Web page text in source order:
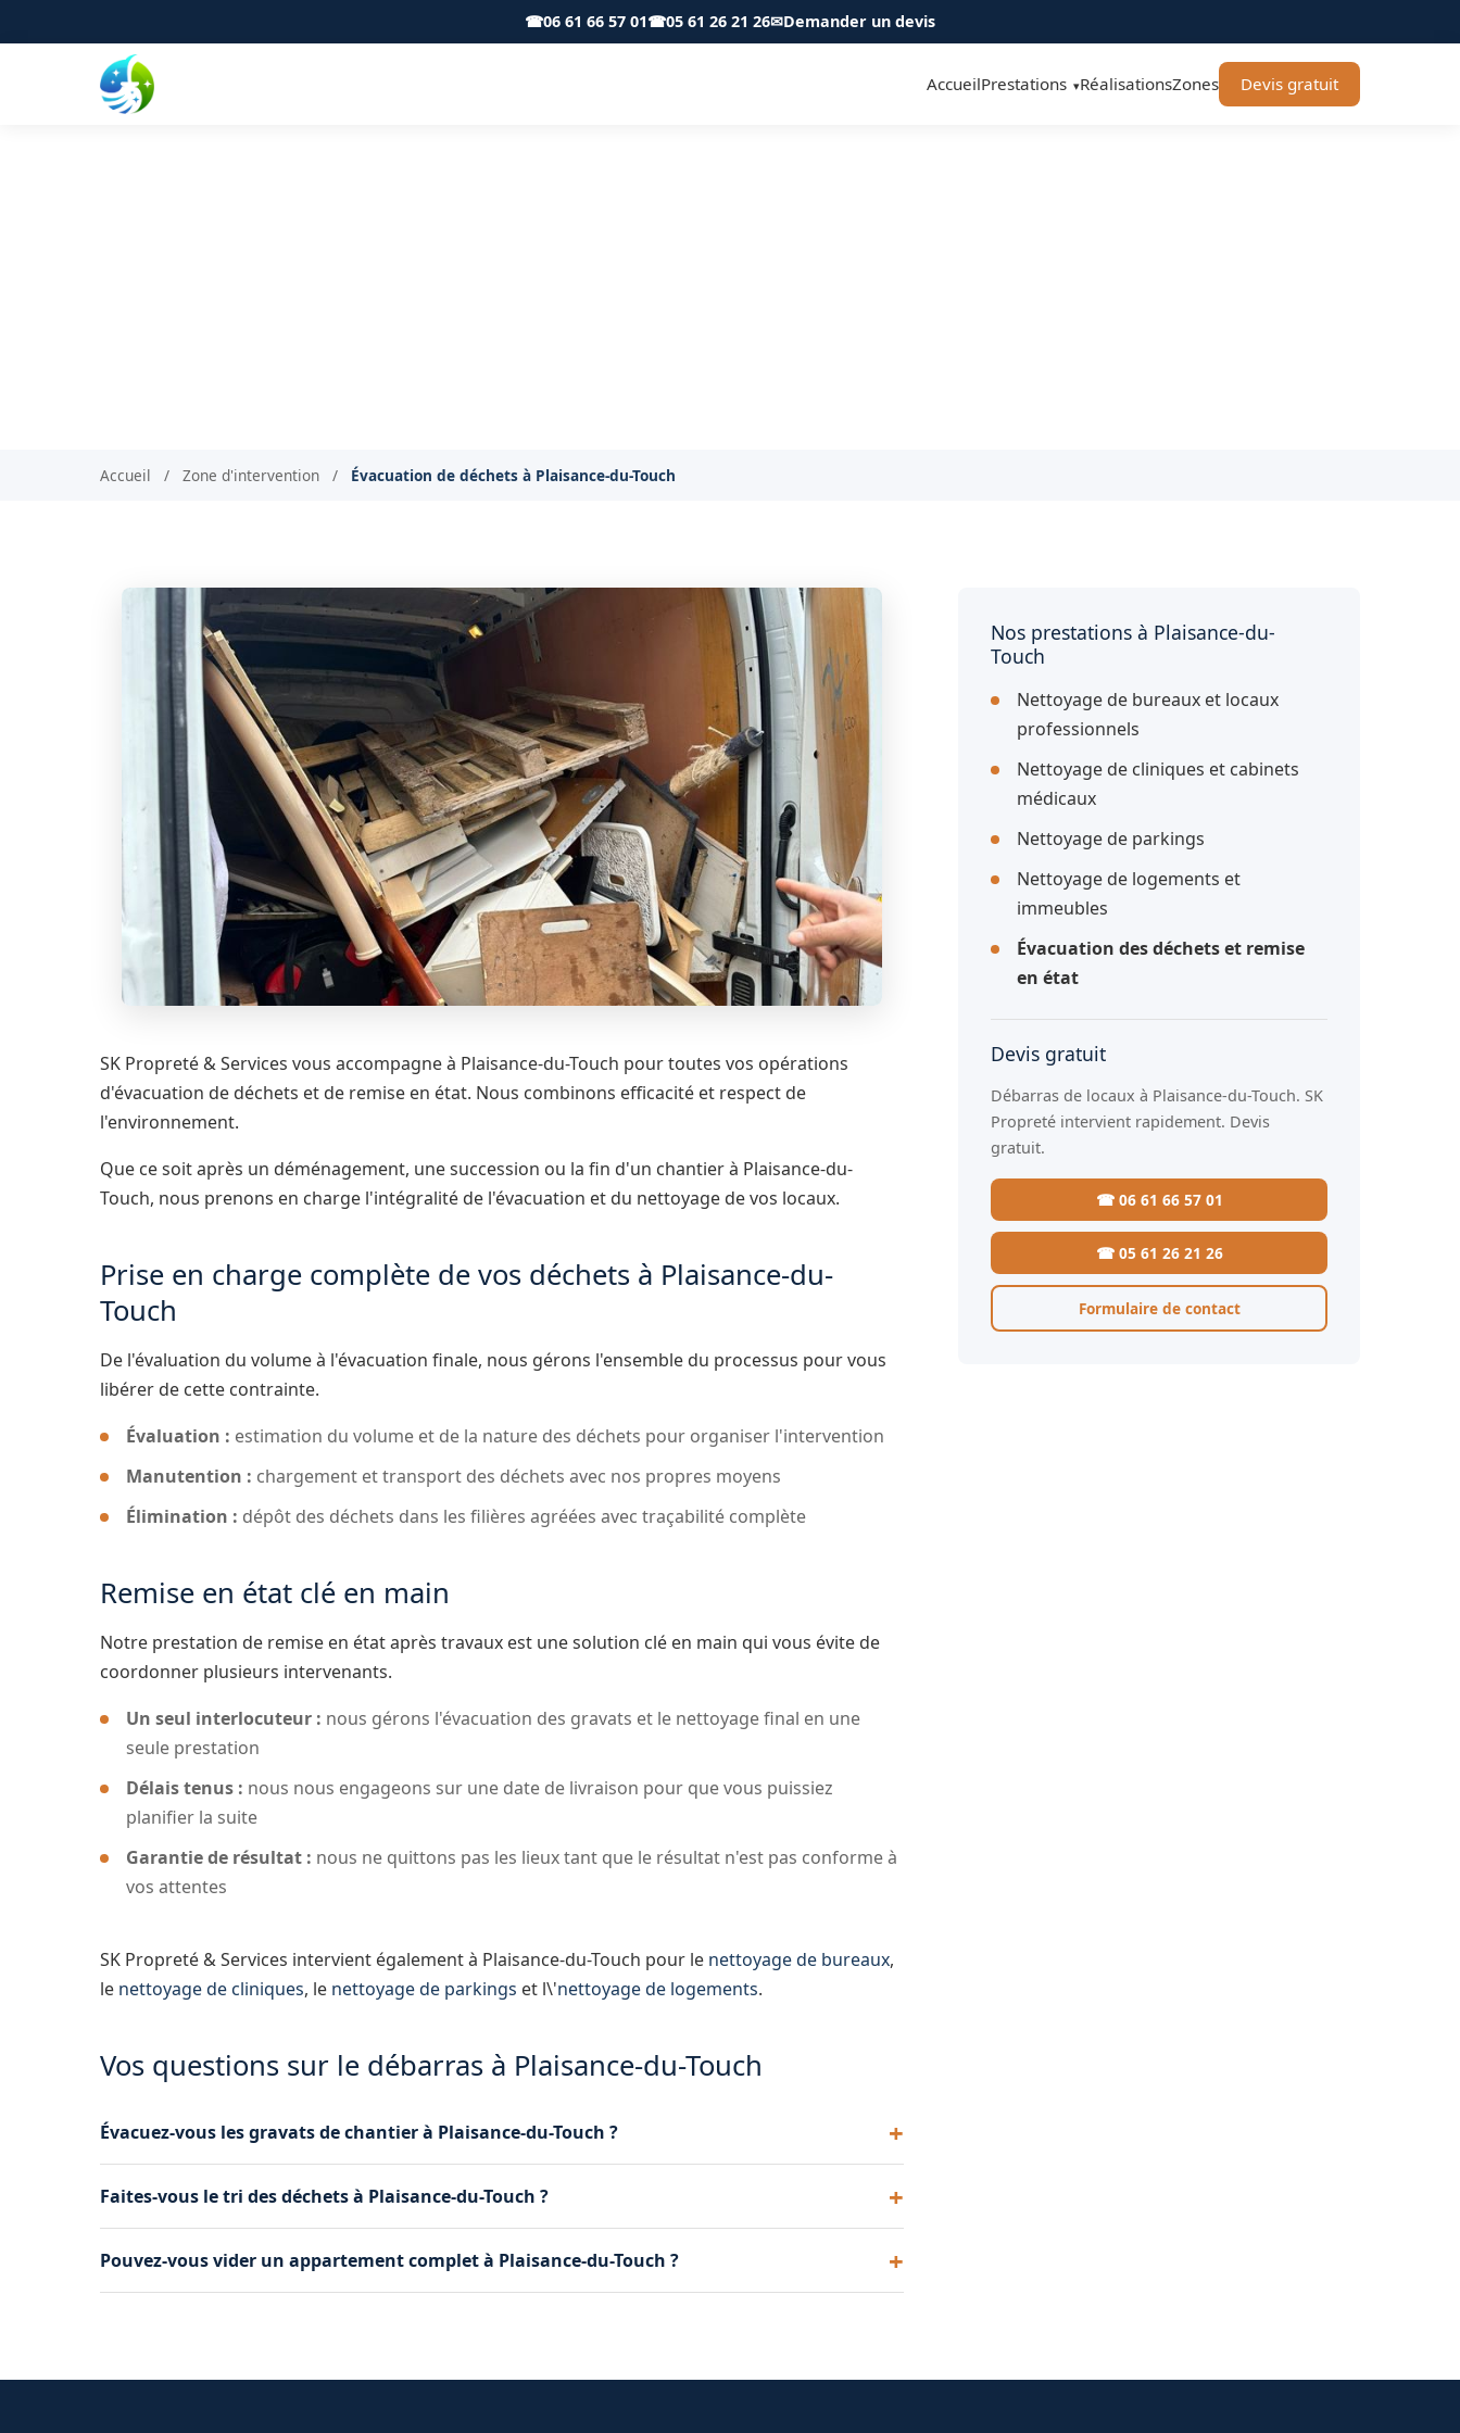
☎06 61 66 57 01☎05 61 26 21 26✉Demander un devis
AccueilPrestations ▾RéalisationsZones Devis gratuit
Accueil / Zone d'intervention / Évacuation de déchets à Plaisance-du-Touch
SK Propreté & Services vous accompagne à Plaisance-du-Touch pour toutes vos opérations
d'évacuation de déchets et de remise en état. Nous combinons efficacité et respect de
l'environnement.
Que ce soit après un déménagement, une succession ou la fin d'un chantier à Plaisance-du-
Touch, nous prenons en charge l'intégralité de l'évacuation et du nettoyage de vos locaux.
Prise en charge complète de vos déchets à Plaisance-du-
Touch
De l'évaluation du volume à l'évacuation finale, nous gérons l'ensemble du processus pour vous
libérer de cette contrainte.
Évaluation : estimation du volume et de la nature des déchets pour organiser l'intervention
Manutention : chargement et transport des déchets avec nos propres moyens
Élimination : dépôt des déchets dans les filières agréées avec traçabilité complète
Remise en état clé en main
Notre prestation de remise en état après travaux est une solution clé en main qui vous évite de
coordonner plusieurs intervenants.
Un seul interlocuteur : nous gérons l'évacuation des gravats et le nettoyage final en une
seule prestation
Délais tenus : nous nous engageons sur une date de livraison pour que vous puissiez
planifier la suite
Garantie de résultat : nous ne quittons pas les lieux tant que le résultat n'est pas conforme à
vos attentes
SK Propreté & Services intervient également à Plaisance-du-Touch pour le nettoyage de bureaux,
le nettoyage de cliniques, le nettoyage de parkings et l\'nettoyage de logements.
Vos questions sur le débarras à Plaisance-du-Touch
Évacuez-vous les gravats de chantier à Plaisance-du-Touch ?
démolition à Plaisance-du-Touch vers les déchetteries agréées.
Faites-vous le tri des déchets à Plaisance-du-Touch ?
matériau vers la filière de recyclage ou d'élimination adaptée.
Pouvez-vous vider un appartement complet à Plaisance-du-Touch ?
Nos prestations à Plaisance-du-
Touch
Nettoyage de bureaux et locaux
professionnels
Nettoyage de cliniques et cabinets
médicaux
Nettoyage de parkings
Nettoyage de logements et
immeubles
Évacuation des déchets et remise
en état
Devis gratuit
Débarras de locaux à Plaisance-du-Touch. SK
Propreté intervient rapidement. Devis
gratuit.
☎ 06 61 66 57 01
☎ 05 61 26 21 26
Formulaire de contact